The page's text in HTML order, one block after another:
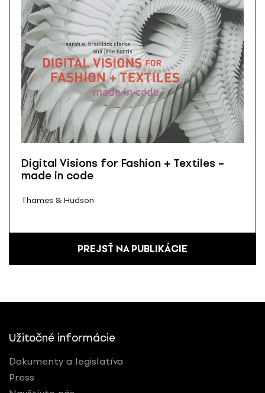
Digital Visions for Fashion + Textiles –
made in code
Thames & Hudson
PREJSŤ NA PUBLIKÁCIE
Užitočné informácie
Dokumenty a legislatíva
Press